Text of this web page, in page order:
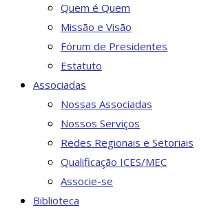
Quem é Quem
Missão e Visão
Fórum de Presidentes
Estatuto
Associadas
Nossas Associadas
Nossos Serviços
Redes Regionais e Setoriais
Qualificação ICES/MEC
Associe-se
Biblioteca